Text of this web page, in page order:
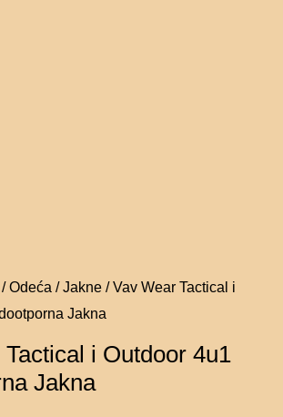
/Odeća /Jakne / Vav Wear Tactical i
Jakna
i Outdoor 4u1
Jakna